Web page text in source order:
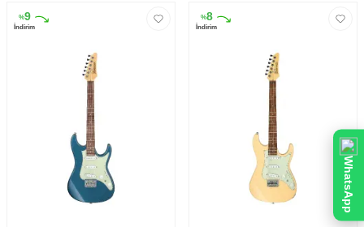
%9
İndirim
%8
İndirim
WhatsApp